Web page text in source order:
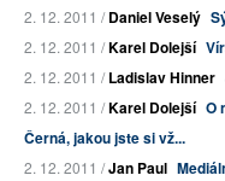
2. 12. 2011 /Daniel Veselý
2. 12. 2011 /Karel Dolejší
2. 12. 2011 /Ladislav Hinner
2. 12. 2011 /Karel Dolejší O
Černá, jakou jste si vž...
2. 12. 2011 /Jan Paul